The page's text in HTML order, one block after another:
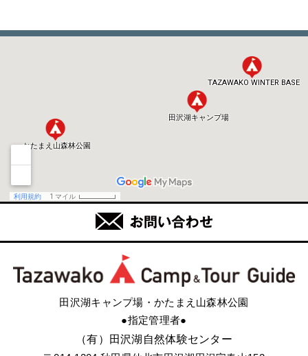
田沢湖キャンプ場・かたまえ山森林公園
●指定管理者●
（有）田沢湖自然体験センター